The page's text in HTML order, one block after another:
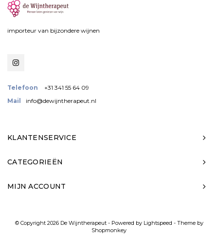
importeur van bijzondere wijnen
Telefoon
+31 341 55 64 09
Mail
info@dewijntherapeut.nl
KLANTENSERVICE
CATEGORIEËN
MIJN ACCOUNT
© Copyright 2026 De Wijntherapeut - Powered by Lightspeed - Theme by
Shopmonkey